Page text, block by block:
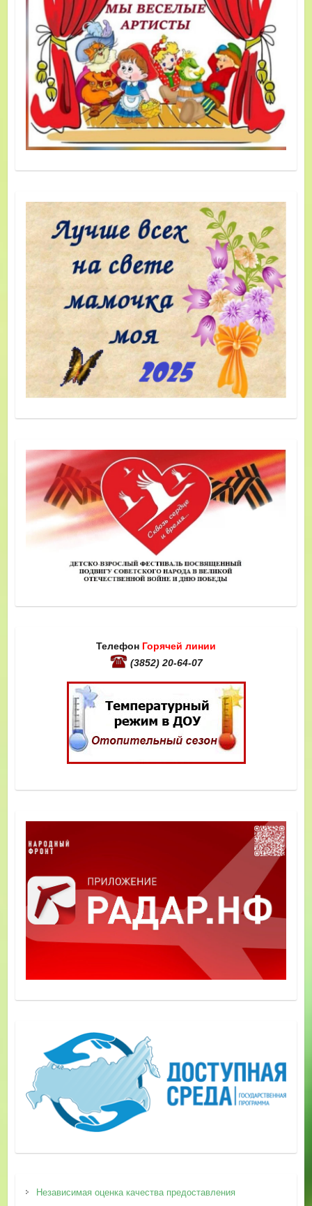
Телефон Горячей линии
(3852) 20-64-07
Независимая оценка качества предоставления